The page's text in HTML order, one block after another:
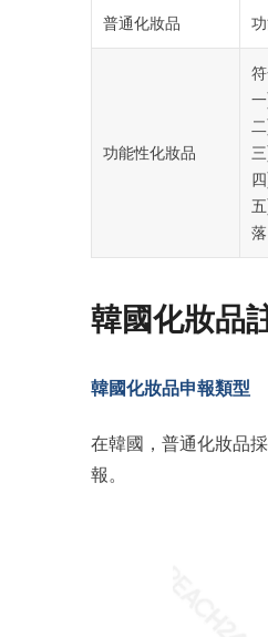
普通化妝品
功能性化妝品
韓國化妝品
韓國化妝品申報類型
在韓國，普通化妝品
報。